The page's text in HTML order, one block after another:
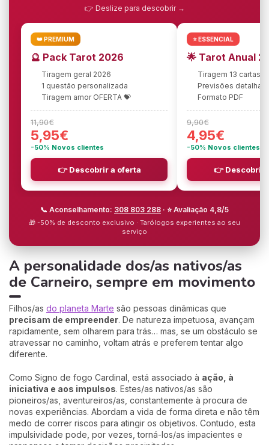
👉 Deslize para descobrir →
👑 PREMIUM
🔮 Pack Tarot 2026
Tiragem geral 2026
1 questão personalizada
Tiragem amor OFERTA 💝
11,90€
5,95€
-50% Novos clientes
👉 Descobrir a oferta
⭐ ESSENCIAL
🌟 Tarot Anual
Tiragem 13 cartas
Previsões
Formato PDF
9,90€
4,95€
-50% Novos clientes
👉 Descobrir
📞 Aconselhamento: 308 803 288 · ⭐ Avaliação 4,8/5
🎁 -50% de desconto exclusivo · Tarólogos experientes ao seu
serviço
A personalidade dos/as nativos/as
de Carneiro, sempre em movimento
Filhos/as do planeta Marte são pessoas dinâmicas que
precisam de empreender. De natureza impetuosa, avançam
rapidamente, sem olharem para trás… mas, se um obstáculo se
atravessar no caminho, voltam atrás e preferem tentar algo
diferente.
Como Signo de fogo Cardinal, está associado à ação, à
iniciativa e aos impulsos. Estes/as nativos/as são
pioneiros/as, aventureiros/as, constantemente à procura de
novas experiências. Abordam a vida de forma direta e não têm
medo de correr riscos para atingir os objetivos. Contudo, esta
impulsividade pode, por vezes, torná-los/as impacientes e